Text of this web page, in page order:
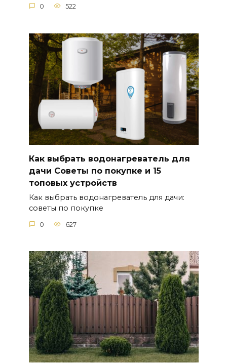
0 522
Как выбрать водонагреватель для
дачи Советы по покупке и 15
топовых устройств
Как выбрать водонагреватель для дачи:
советы по покупке
0 627